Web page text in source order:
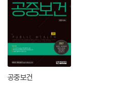
Ⅴ. 목의 근육 141
2 목뿔뼈근육 142
Ⅵ. 등근육 142
1 얕은등근육 142
공중보건